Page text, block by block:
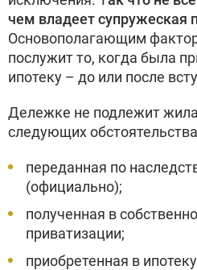
чем владеет супружеская
Основополагающим
послужит то, когда была
ипотеку – до или после
Дележке не подлежит
следующих
переданная по
(официально);
полученная в
приватизации;
приобретенная в